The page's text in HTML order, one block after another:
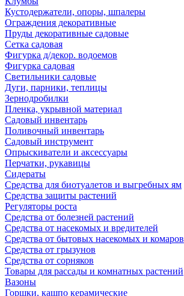
Кустодержатели, опоры, шпалеры
Ограждения декоративные
Пруды декоративные садовые
Сетка садовая
Фигурка д/декор. водоемов
Фигурка садовая
Светильники садовые
Дуги, парники, теплицы
Зернодробилки
Пленка, укрывной материал
Садовый инвентарь
Поливочный инвентарь
Садовый инструмент
Опрыскиватели и аксессуары
Перчатки, рукавицы
Сидераты
Средства для биотуалетов и выгребных ям
Средства защиты растений
Регуляторы роста
Средства от болезней растений
Средства от насекомых и вредителей
Средства от бытовых насекомых и комаров
Средства от грызунов
Средства от сорняков
Товары для рассады и комнатных растений
Вазоны
Горшки, кашпо керамические